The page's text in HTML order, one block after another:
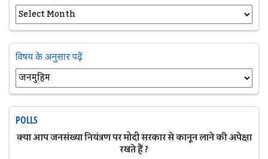
विषय के अनुसार पढ़ें
POLLS
क्या आप जनसंख्या नियंत्रण पर मोदी सरकार से कानून लाने की अपेक्षा
रखते हैं ?